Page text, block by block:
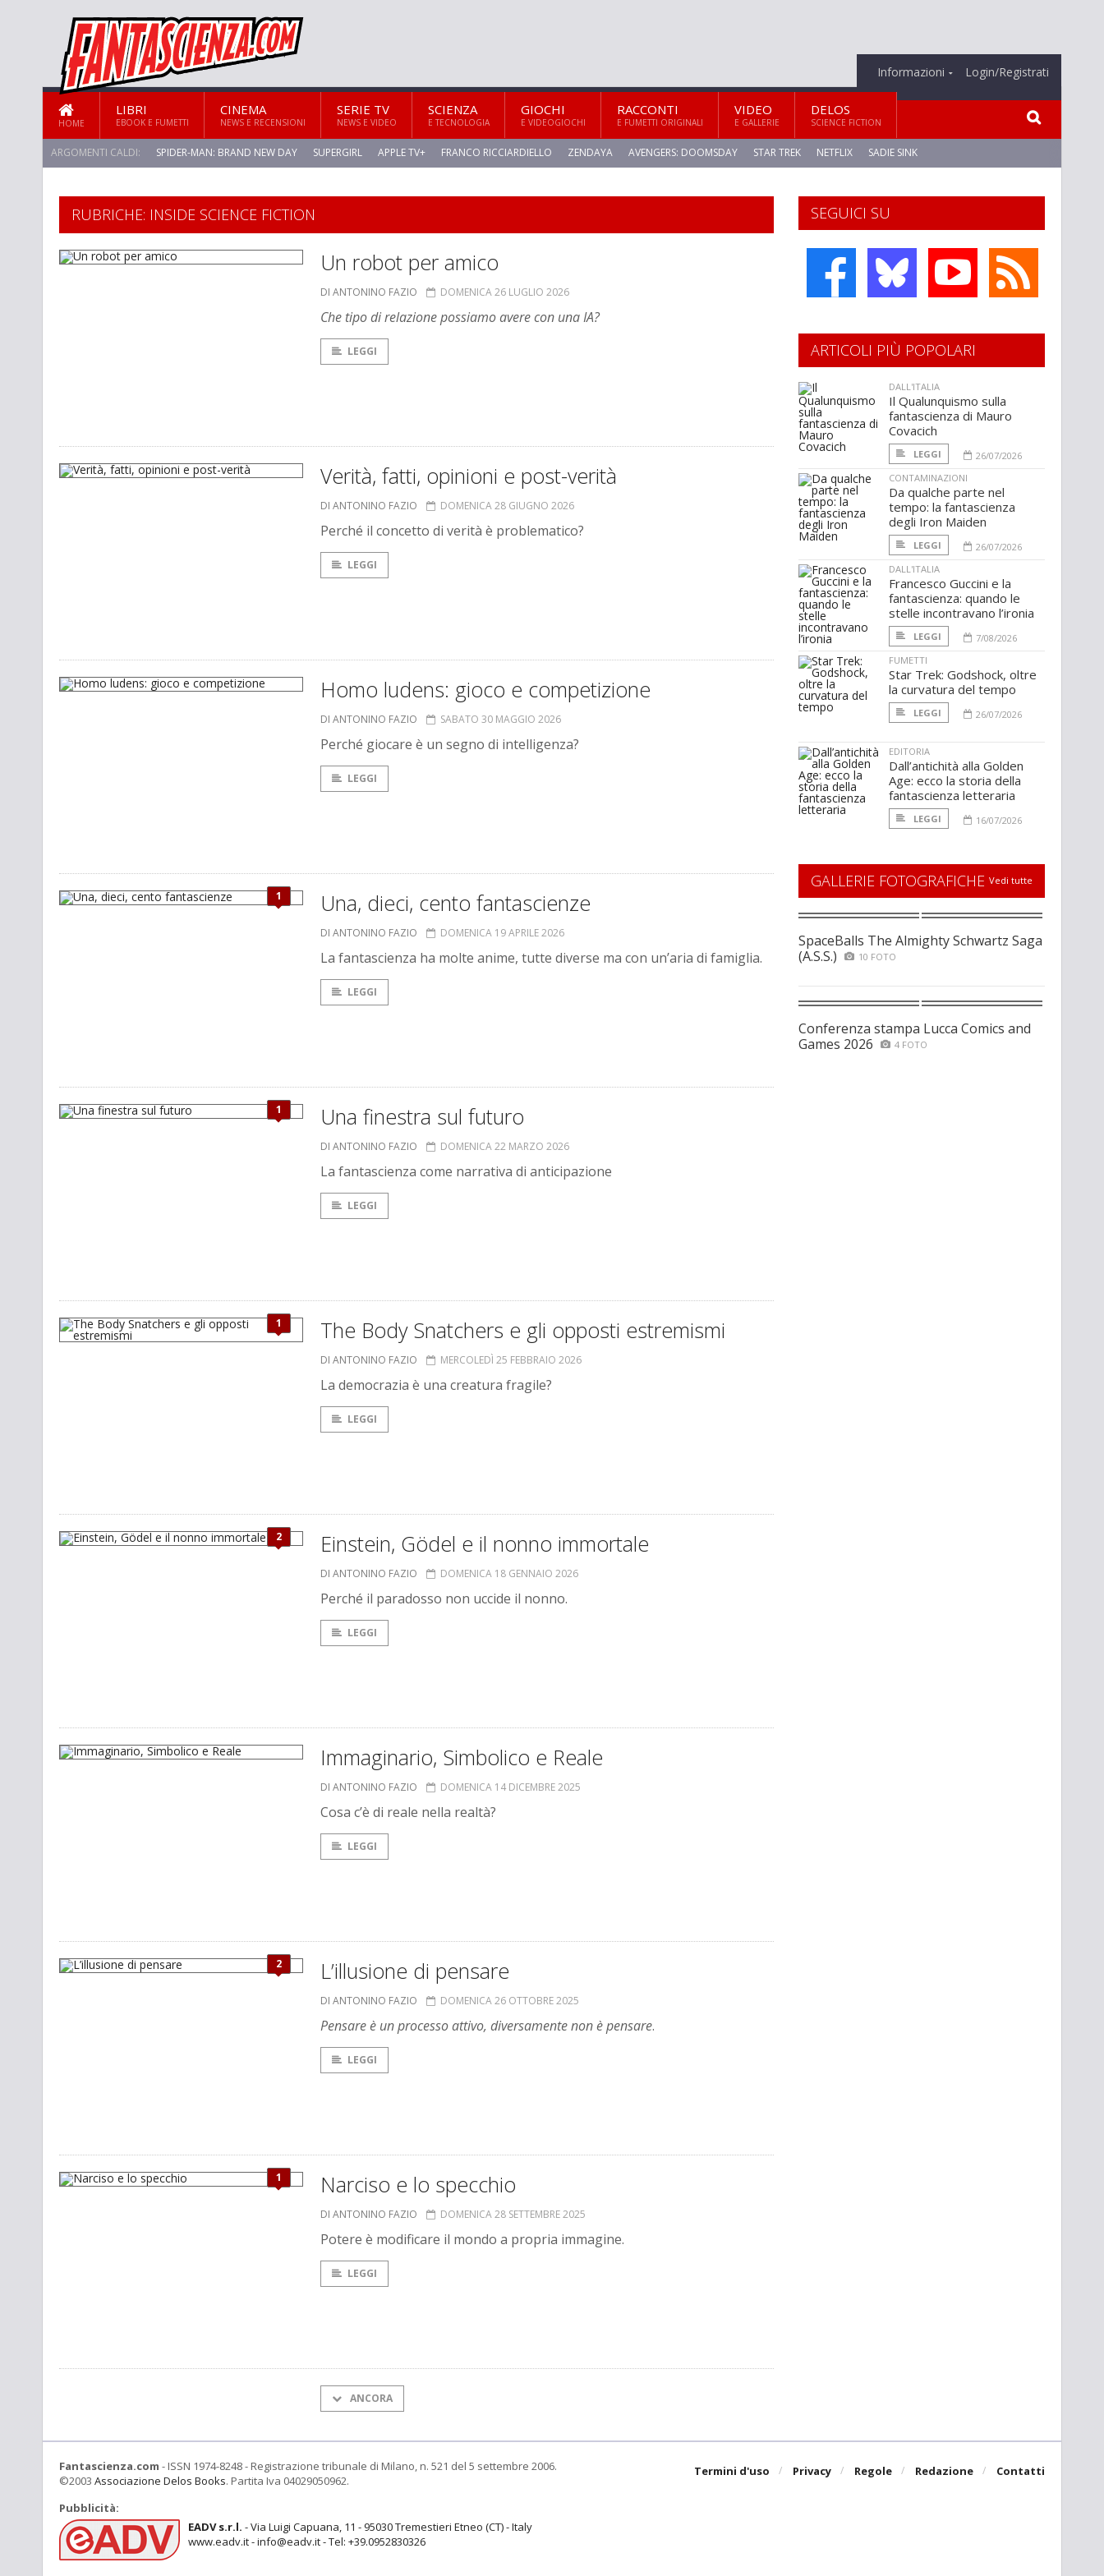
Informazioni Login/Registrati
HOME
LIBRI
EBOOK E FUMETTI
CINEMA
NEWS E RECENSIONI
SERIE TV
NEWS E VIDEO
SCIENZA
E TECNOLOGIA
GIOCHI
E VIDEOGIOCHI
RACCONTI
E FUMETTI ORIGINALI
VIDEO
E GALLERIE
DELOS
SCIENCE FICTION
ARGOMENTI CALDI: SPIDER-MAN: BRAND NEW DAY SUPERGIRL APPLE TV+ FRANCO RICCIARDIELLO ZENDAYA AVENGERS: DOOMSDAY STAR TREK NETFLIX SADIE SINK
RUBRICHE: INSIDE SCIENCE FICTION
Un robot per amico
DI ANTONINO FAZIO DOMENICA 26 LUGLIO 2026
Che tipo di relazione possiamo avere con una IA?
LEGGI
Verità, fatti, opinioni e post-verità
DI ANTONINO FAZIO DOMENICA 28 GIUGNO 2026
Perché il concetto di verità è problematico?
LEGGI
Homo ludens: gioco e competizione
DI ANTONINO FAZIO SABATO 30 MAGGIO 2026
Perché giocare è un segno di intelligenza?
LEGGI
1 Una, dieci, cento fantascienze
DI ANTONINO FAZIO DOMENICA 19 APRILE 2026
La fantascienza ha molte anime, tutte diverse ma con un’aria di famiglia.
LEGGI
1 Una finestra sul futuro
DI ANTONINO FAZIO DOMENICA 22 MARZO 2026
La fantascienza come narrativa di anticipazione
LEGGI
1 The Body Snatchers e gli opposti estremismi
DI ANTONINO FAZIO MERCOLEDÌ 25 FEBBRAIO 2026
La democrazia è una creatura fragile?
LEGGI
2 Einstein, Gödel e il nonno immortale
DI ANTONINO FAZIO DOMENICA 18 GENNAIO 2026
Perché il paradosso non uccide il nonno.
LEGGI
Immaginario, Simbolico e Reale
DI ANTONINO FAZIO DOMENICA 14 DICEMBRE 2025
Cosa c’è di reale nella realtà?
LEGGI
2 L’illusione di pensare
DI ANTONINO FAZIO DOMENICA 26 OTTOBRE 2025
Pensare è un processo attivo, diversamente non è pensare.
LEGGI
1 Narciso e lo specchio
DI ANTONINO FAZIO DOMENICA 28 SETTEMBRE 2025
Potere è modificare il mondo a propria immagine.
LEGGI
ANCORA
SEGUICI SU
ARTICOLI PIÙ POPOLARI
DALL'ITALIA
Il Qualunquismo sulla
fantascienza di Mauro
Covacich
LEGGI
26/07/2026
CONTAMINAZIONI
Da qualche parte nel
tempo: la fantascienza
degli Iron Maiden
LEGGI
26/07/2026
DALL'ITALIA
Francesco Guccini e la
fantascienza: quando le
stelle incontravano l’ironia
LEGGI
7/08/2026
FUMETTI
Star Trek: Godshock, oltre
la curvatura del tempo
LEGGI 26/07/2026
EDITORIA
Dall’antichità alla Golden
Age: ecco la storia della
fantascienza letteraria
LEGGI 16/07/2026
GALLERIE FOTOGRAFICHE Vedi tutte
SpaceBalls The Almighty Schwartz Saga
(A.S.S.)
10 FOTO
Conferenza stampa Lucca Comics and
Games 2026
4 FOTO
Termini d'uso Privacy Regole Redazione Contatti
Fantascienza.com - ISSN 1974-8248 - Registrazione tribunale di Milano, n. 521 del 5 settembre 2006.
©2003 Associazione Delos Books. Partita Iva 04029050962.
Pubblicità:
EADV s.r.l. - Via Luigi Capuana, 11 - 95030 Tremestieri Etneo (CT) - Italy
www.eadv.it - info@eadv.it - Tel: +39.0952830326